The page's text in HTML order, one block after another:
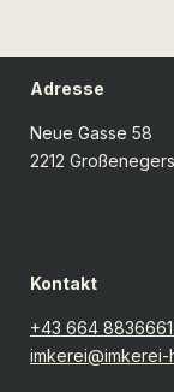
Adresse
Neue Gasse 58
2212
Kontakt
+43 664
imkerei@imkerei-